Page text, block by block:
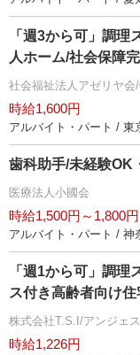
「週3から可」調理
人ホーム/社会保障
社会福祉法人アゼリヤ
時給1,600円
アルバイト・パート / 東
歯科助手/未経験OK
医療法人小國会
時給1,500円～1,800円
アルバイト・パート / 神
「週1から可」調理
ス付き高齢者向け
株式会社T.S.I/アンジェ
時給1,226円